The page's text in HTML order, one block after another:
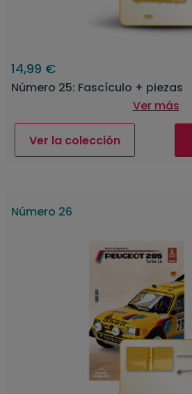
14,99 €
Número 25: Fascículo + piezas
Ver más
Ver la colección
Número 26